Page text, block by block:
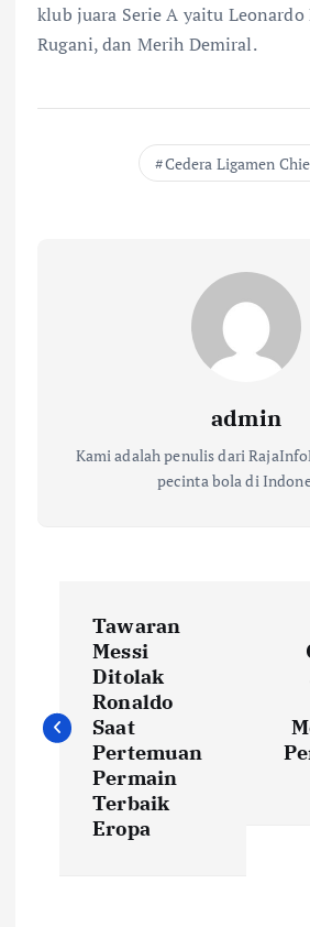
klub juara Serie A yaitu
Rugani, dan Merih Demiral.
Cedera Ligamen
admin
Kami adalah penulis dari
pecinta bola di
v
Tawaran
Messi
Ditolak
Ronaldo
Saat
Pertemuan
Permain
Terbaik
Eropa